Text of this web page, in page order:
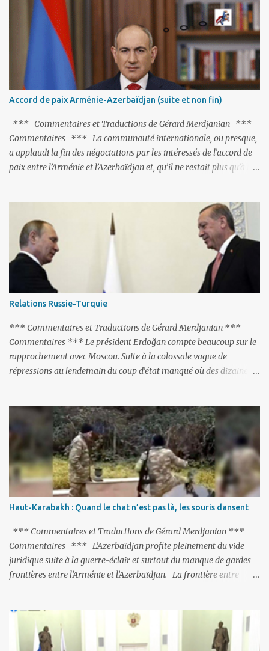
C'est hélas fort peu probable ; l'Histoire ou la Littérature ne sont
pas ses points forts, pas plus d'ailleurs que les négociations avec le
tandem turco-azéri. Faisant fi de tout ce qui précède la chute de
l'URSS, il est exclusivement intéressé par ce qu'il nomme «
l'Arménie réelle ». Même les trois présidents qu'ils l'ont précédés ne
trouvent pas grâce à ses yeux, les traitant de tous les noms, avant
de les traîner en justice. Et comme les politiciens ne lui suffisent
pas, il s'attaque aux dignitaires de l'Église arménienne, les...
Accord de paix Arménie-Azerbaïdjan (suite et non fin)
*** Commentaires et Traductions de Gérard Merdjanian ***
Commentaires *** La communauté internationale, ou presque,
a applaudi la fin des négociations par les intéressés de l’accord de
paix entre l’Arménie et l’Azerbaïdjan et, qu’il ne restait plus qu’à le
Les deux points non résolus portaient sur la renonciation aux
revendications internationales mutuelles et sur l'abstention de
déployer des représentants d'autres pays le long de la frontière
entre l'Arménie et l'Azerbaïdjan. C’est chose faite, l’Arménie a
accepté. Comme on pouvait s’y attendre, Bakou a posé de
nouvelles conditions préalables : 1- L’Arménie doit demander la
dissolution du Groupe de Minsk de l’OSCE ; 2- et surtout, elle doit
changer sa Constitution en supprimant toute allusion au
‘Karabakh’. Su...
Relations Russie-Turquie
*** Commentaires et Traductions de Gérard Merdjanian ***
Commentaires *** Le président Erdoğan compte beaucoup sur le
rapprochement avec Moscou. Suite à la colossale vague de
répressions au lendemain du coup d’état manqué où des dizaines
fermés, ses relations avec les Occidentaux se sont notablement
refroidies ; Moscou s’était abstenu de critiquer Ankara sur cette
purge massive. Avec en perspective, une épée de Damoclès
suspendue au-dessus de la tête - la fin des négociations d’adhésion
à l’UE si la peine de mort est rétablie ; Et des menaces non voilées
envers les Etats-Unis : «Si Gülen n'est pas extradé, les États-Unis
sacrifieront les relations bilatérales à cause de ce terroriste» , a
prévenu le ministre turc de la Justice, Bekir Bozdag.
Haut-Karabakh : Quand le chat n’est pas là, les souris dansent
*** Commentaires et Traductions de Gérard Merdjanian ***
Commentaires *** L’Azerbaïdjan profite pleinement du vide
juridique suite à la guerre-éclair et surtout du manque de gardes
frontières entre l’Arménie et l’Azerbaïdjan. La frontière entre
Gumri. On ne sait jamais si l’envie prenait au zigoto d’en face
d’envoyer ses chars sur Erevan (1). Si les 221km de frontière avec
le Nakhitchevan, bien que non-gardé par les Russes, ne posent pas